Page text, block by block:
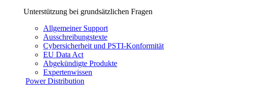
Unterstützung bei grundsätzlichen Fragen
Allgemeiner Support
Ausschreibungstexte
Cybersicherheit und PSTI-Konformität
EU Data Act
Abgekündigte Produkte
Expertenwissen
Power Distribution